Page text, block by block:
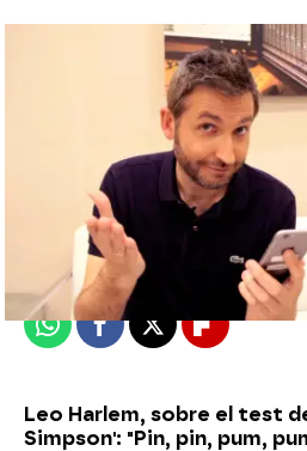
Madrid
Publicado: 02 de julio de 2018,
WhatsappFacebook
X Flipboard
Leo Harlem, sobre el test
Simpson': "Pin, pin, pum,